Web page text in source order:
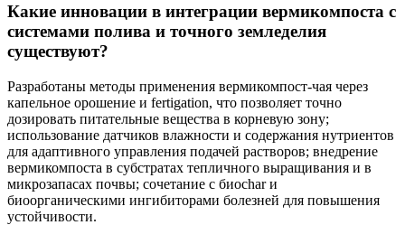
Какие инновации в интеграции вермикомпоста с
системами полива и точного земледелия
существуют?
Разработаны методы применения вермикомпост-чая через
капельное орошение и fertigation, что позволяет точно
дозировать питательные вещества в корневую зону;
использование датчиков влажности и содержания нутриентов
для адаптивного управления подачей растворов; внедрение
вермикомпоста в субстратах тепличного выращивания и в
микрозапасах почвы; сочетание с биоchar и
биоорганическими ингибиторами болезней для повышения
устойчивости.